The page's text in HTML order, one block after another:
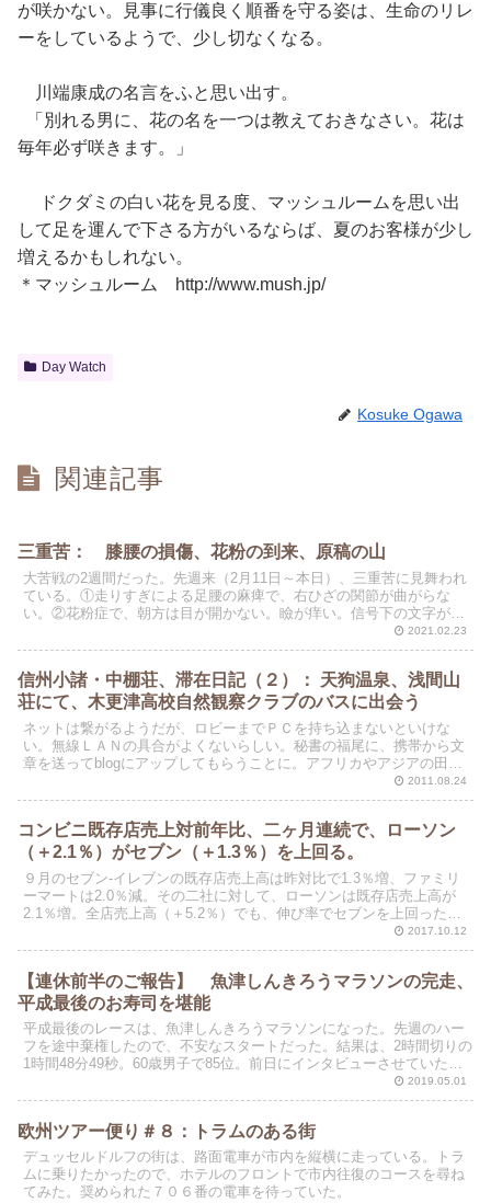
が咲かない。見事に行儀良く順番を守る姿は、生命のリレ
ーをしているようで、少し切なくなる。
川端康成の名言をふと思い出す。
「別れる男に、花の名を一つは教えておきなさい。花は
毎年必ず咲きます。」
ドクダミの白い花を見る度、マッシュルームを思い出
して足を運んで下さる方がいるならば、夏のお客様が少し
増えるかもしれない。
＊マッシュルーム
http://www.mush.jp/
Day Watch
Kosuke Ogawa
関連記事
三重苦： 膝腰の損傷、花粉の到来、原稿の山
大苦戦の2週間だった。先週来（2月11日～本日）、三重苦に見舞われ
ている。①走りすぎによる足腰の麻痺で、右ひざの関節が曲がらな
い。②花粉症で、朝方は目が開かない。瞼が痒い。信号下の文字がか
すんで見える。③原稿の校正作業で、首と手が回らない。... 2021.02.23
信州小諸・中棚荘、滞在日記（２）： 天狗温泉、浅間山
荘にて、木更津高校自然観察クラブのバスに出会う
ネットは繋がるようだが、ロビーまでＰＣを持ち込まないといけな
い。無線ＬＡＮの具合がよくないらしい。秘書の福尾に、携帯から文
章を送ってblogにアップしてもらうことに。アフリカやアジアの田舎
にいるときと、同じパターになった。ここは、信州小諸共... 2011.08.24
コンビニ既存店売上対前年比、二ヶ月連続で、ローソン
（＋2.1％）がセブン（＋1.3％）を上回る。
９月のセブン-イレブンの既存店売上高は昨対比で1.3％増、ファミリ
ーマートは2.0％減。その二社に対して、ローソンは既存店売上高が
2.1％増。全店売上高（＋5.2％）でも、伸び率でセブンを上回った。
2017.10.12
【連休前半のご報告】 魚津しんきろうマラソンの完走、
平成最後のお寿司を堪能
平成最後のレースは、魚津しんきろうマラソンになった。先週のハー
フを途中棄権したので、不安なスタートだった。結果は、2時間切りの
1時間48分49秒。60歳男子で85位。前日にインタビューさせていただ
2019.05.01
欧州ツアー便り＃８：トラムのある街
デュッセルドルフの街は、路面電車が市内を縦横に走っている。トラ
ムに乗りたかったので、ホテルのフロントで市内往復のコースを尋ね
てみた。奨められた７０６番の電車を待っていた。